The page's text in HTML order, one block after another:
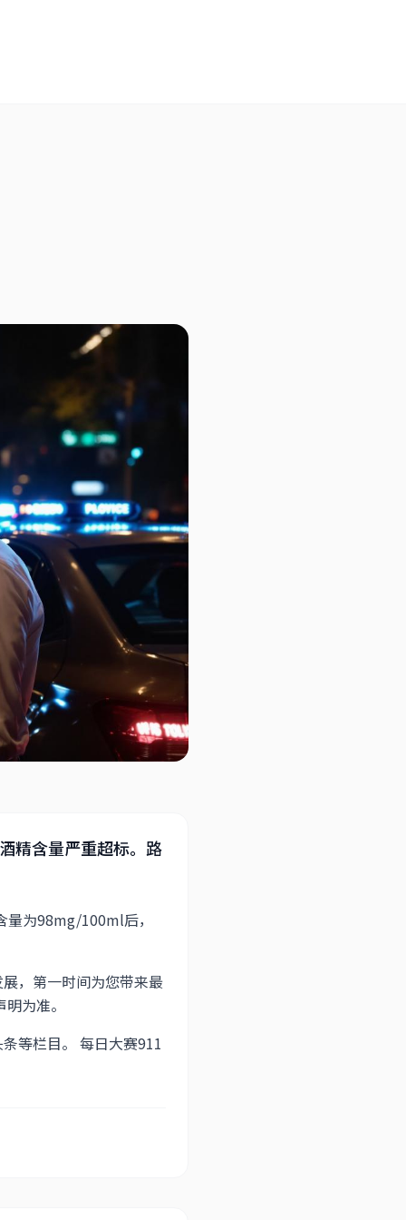
精含量严重超标。路
为98mg/100ml后，
，第一时间为您带来最
为准。
等栏目。 每日大赛911